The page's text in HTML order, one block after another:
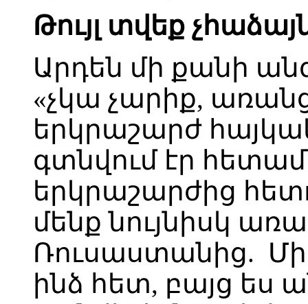
Թույլ տվեք
Արդեն մի քանի
«չկա չարիք,
երկրաշարժ
գտնվում էր
երկրաշարժից
մենք նույնիսկ
Ռուսաստանից.
ինձ հետ, բայց ես